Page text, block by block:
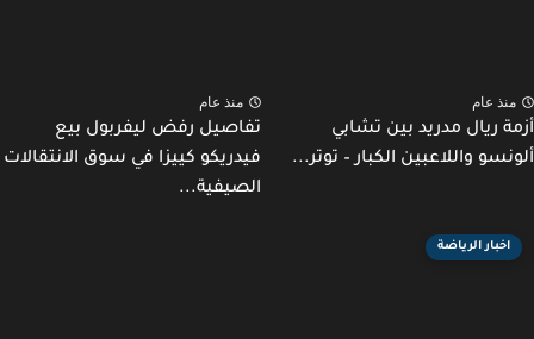
عام
ريال مدريد بين تشابي
واللاعبين الكبار – توتر...
منذ عام
تفاصيل رفض ليفربول بيع
فيدريكو كييزا في سوق الانتقالات
الصيفية...
اخبار الرياضة